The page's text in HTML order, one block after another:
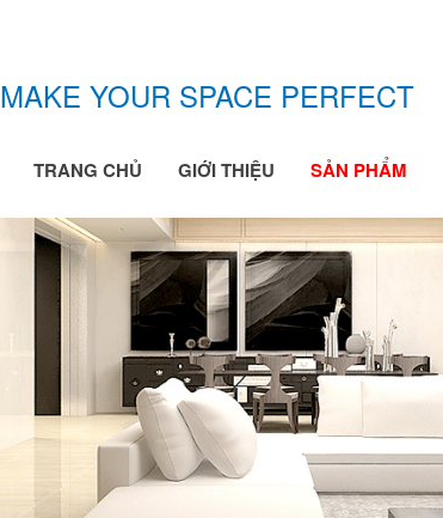
MAKE YOUR SPACE PERFECT
TRANG CHỦ GIỚI THIỆU SẢN PHẨM